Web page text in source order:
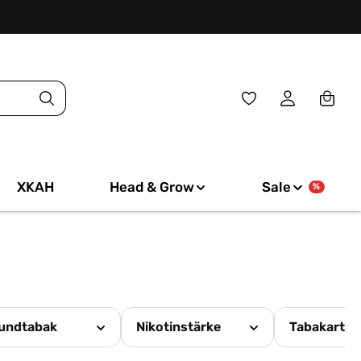
Du hast 0
XKAH Head & Grow Sale %
Nikotinstärke Tabakart